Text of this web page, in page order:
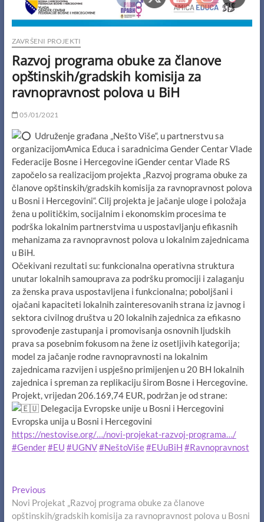
ZAVRŠENI PROJEKTI
Razvoj programa obuke za članove
opštinskih/gradskih komisija za
ravnopravnost polova u BiH
05/01/2021
Udruženje građana „Nešto Više“, u partnerstvu sa
organizacijomAmica Educa i saradnicima Gender Centar Vlade
Federacije Bosne i Hercegovine iGender centar Vlade RS
započelo sa realizacijom projekta „Razvoj programa obuke za
članove opštinskih/gradskih komisija za ravnopravnost polova
u Bosni i Hercegovini“. Cilj projekta je jačanje uloge i položaja
žena u političkim, socijalnim i ekonomskim procesima te
podrška lokalnim partnerstvima u uspostavljanju efikasnih
mehanizama za ravnopravnost polova u lokalnim zajednicama
u BiH.
Očekivani rezultati su: funkcionalna operativna struktura
unutar lokalnih samouprava za podršku promociji i zalaganju
za ženska prava uspostavljena i funkcionalna; poboljšani i
ojačani kapaciteti lokalnih zainteresovanih strana iz javnog i
sektora civilnog društva u 20 lokalnih zajednica za efikasno
sprovođenje zastupanja i promovisanja osnovnih ljudskih
prava sa posebnim fokusom na žene iz osetljivih kategorija;
model za jačanje rodne ravnopravnosti na lokalnim
zajednicama razvijen i uspješno primijenjen u 20 BH lokalnih
zajednica i spreman za replikaciju širom Bosne i Hercegovine.
Projekt, vrijedan 206.169,74 EUR, podržan je od strane:
Delegacija Evropske unije u Bosni i Hercegovini
Evropska unija u Bosni i Hercegovini
https://nestovise.org/…/novi-projekat-razvoj-programa…/
#Gender#EU #UGNV#NeštoViše#EUuBiH #Ravnopravnost
Navigacija
članaka
PreviousPrevious
post:
Novi Projekat „Razvoj programa obuke za članove
opštinskih/gradskih komisija za ravnopravnost polova u Bosni